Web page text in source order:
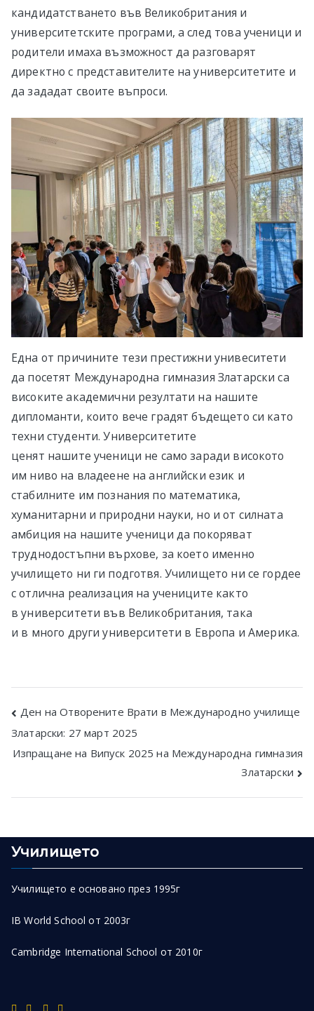
кандидатстването във Великобритания и
университетските програми, а след това ученици и
родители имаха възможност да разговарят
директно с представителите на университетите и
да зададат своите въпроси.
Една от причините тези престижни унивеситети
да посетят Международна гимназия Златарски са
високите академични резултати на нашите
дипломанти, които вече градят бъдещето си като
техни студенти. Университетите
ценят нашите ученици не само заради високото
им ниво на владеене на английски език и
стабилните им познания по математика,
хуманитарни и природни науки, но и от силната
амбиция на нашите ученици да покоряват
труднодостъпни върхове, за което именно
училището ни ги подготвя. Училището ни се гордее
с отлична реализация на учениците както
в университети във Великобритания, така
и в много други университети в Европа и Америка.
Post
navigation
Ден на Отворените Врати в Международно училище
Златарски: 27 март 2025
Изпращане на Випуск 2025 на Международна гимназия
Златарски
Училището
Училището е основано през 1995г
IB World School от 2003г
Cambridge International School от 2010г